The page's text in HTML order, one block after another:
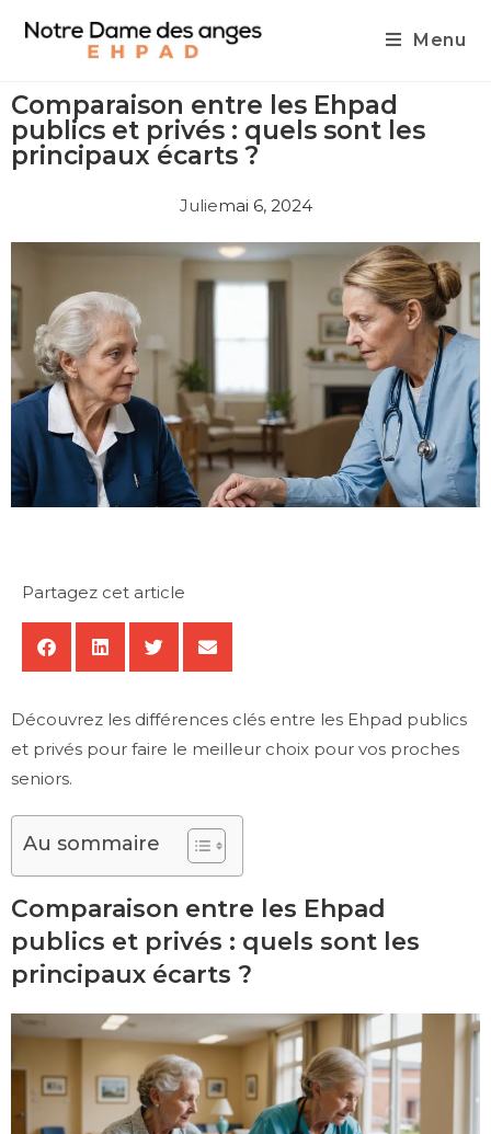
Menu
Comparaison entre les Ehpad
publics et privés : quels sont les
principaux écarts ?
Juliemai 6, 2024
Partagez cet article
Découvrez les différences clés entre les Ehpad publics
et privés pour faire le meilleur choix pour vos proches
seniors.
Au sommaire
Comparaison entre les Ehpad
publics et privés : quels sont les
principaux écarts ?